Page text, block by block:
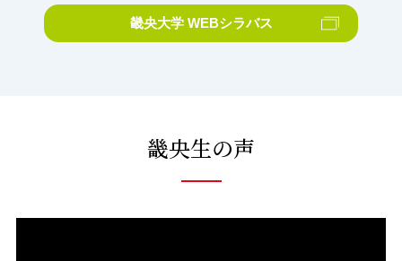
畿央大学 WEBシラバス
畿央生の声